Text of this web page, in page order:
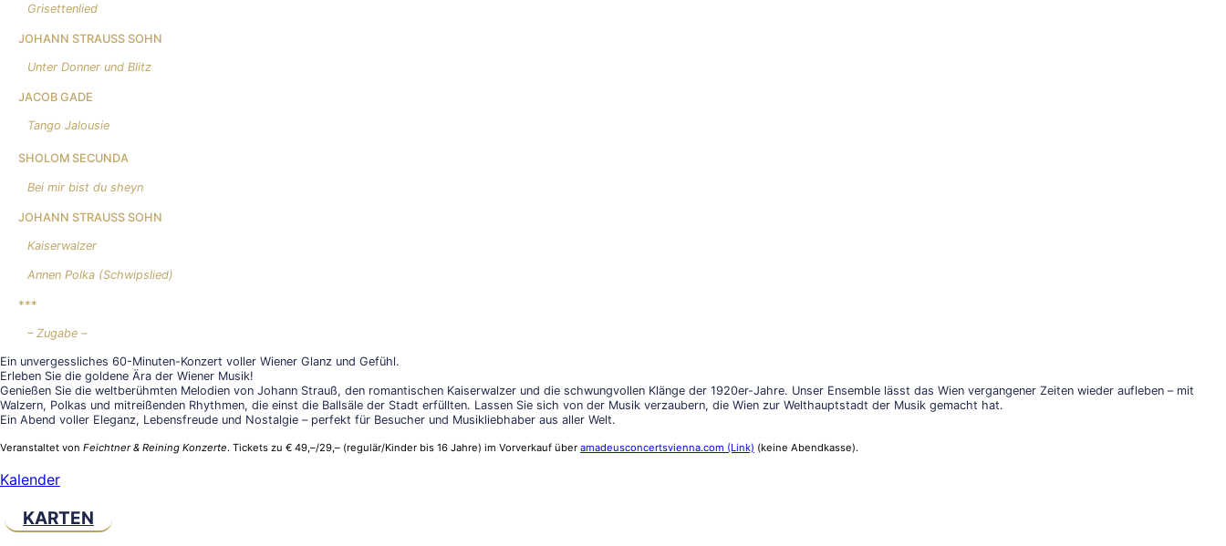
Grisettenlied
JOHANN STRAUSS SOHN
Unter Donner und Blitz
JACOB GADE
Tango Jalousie
SHOLOM SECUNDA
Bei mir bist du sheyn
JOHANN STRAUSS SOHN
Kaiserwalzer
Annen Polka (Schwipslied)
***
– Zugabe –
Ein unvergessliches 60-Minuten-Konzert voller Wiener Glanz und Gefühl.
Erleben Sie die goldene Ära der Wiener Musik!
Genießen Sie die weltberühmten Melodien von Johann Strauß, den romantischen Kaiserwalzer und die schwungvollen Klänge der 1920er-Jahre. Unser Ensemble lässt das Wien vergangener Zeiten wieder aufleben – mit
Walzern, Polkas und mitreißenden Rhythmen, die einst die Ballsäle der Stadt erfüllten. Lassen Sie sich von der Musik verzaubern, die Wien zur Welthauptstadt der Musik gemacht hat.
Ein Abend voller Eleganz, Lebensfreude und Nostalgie – perfekt für Besucher und Musikliebhaber aus aller Welt.
Veranstaltet von Feichtner & Reining Konzerte. Tickets zu € 49,–/29,– (regulär/Kinder bis 16 Jahre) im Vorverkauf über amadeusconcertsvienna.com (Link) (keine Abendkasse).
Kalender
KARTEN